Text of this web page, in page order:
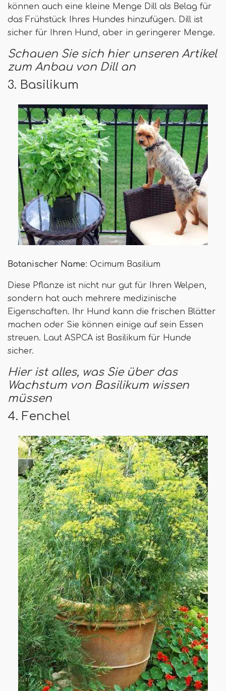
können auch eine kleine Menge Dill als Belag für
das Frühstück Ihres Hundes hinzufügen. Dill ist
sicher für Ihren Hund, aber in geringerer Menge.
Schauen Sie sich hier unseren Artikel
zum Anbau von Dill an
3. Basilikum
Botanischer Name: Ocimum Basilium
Diese Pflanze ist nicht nur gut für Ihren Welpen,
sondern hat auch mehrere medizinische
Eigenschaften. Ihr Hund kann die frischen Blätter
machen oder Sie können einige auf sein Essen
streuen. Laut ASPCA ist Basilikum für Hunde
sicher.
Hier ist alles, was Sie über das
Wachstum von Basilikum wissen
müssen
4. Fenchel